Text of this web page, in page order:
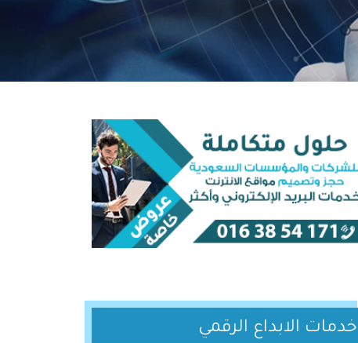
خدمات الابداع الرقمي